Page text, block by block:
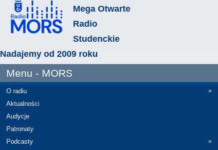
Mega Otwarte
Radio
Studenckie
Nadajemy od 2009 roku
Menu - MORS
O radiu
»
Aktualności
Audycje
Patronaty
Podcasty
»